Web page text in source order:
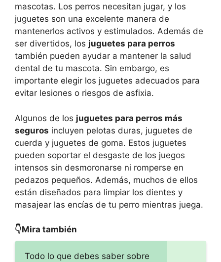
mascotas. Los perros necesitan jugar, y los
juguetes son una excelente manera de
mantenerlos activos y estimulados. Además de
ser divertidos, los juguetes para perros
también pueden ayudar a mantener la salud
dental de tu mascota. Sin embargo, es
importante elegir los juguetes adecuados para
evitar lesiones o riesgos de asfixia.
Algunos de los juguetes para perros más
seguros incluyen pelotas duras, juguetes de
cuerda y juguetes de goma. Estos juguetes
pueden soportar el desgaste de los juegos
intensos sin desmoronarse ni romperse en
pedazos pequeños. Además, muchos de ellos
están diseñados para limpiar los dientes y
masajear las encías de tu perro mientras juega.
👇Mira también
Todo lo que debes saber sobre